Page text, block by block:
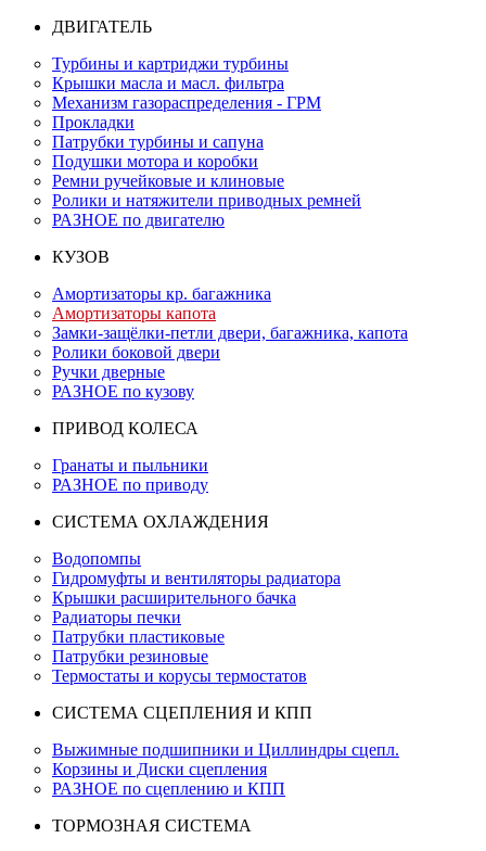
ДВИГАТЕЛЬ
Турбины и картриджи турбины
Крышки масла и масл. фильтра
Механизм газораспределения - ГРМ
Прокладки
Патрубки турбины и сапуна
Подушки мотора и коробки
Ремни ручейковые и клиновые
Ролики и натяжители приводных ремней
РАЗНОЕ по двигателю
КУЗОВ
Амортизаторы кр. багажника
Амортизаторы капота
Замки-защёлки-петли двери, багажника, капота
Ролики боковой двери
Ручки дверные
РАЗНОЕ по кузову
ПРИВОД КОЛЕСА
Гранаты и пыльники
РАЗНОЕ по приводу
СИСТЕМА ОХЛАЖДЕНИЯ
Водопомпы
Гидромуфты и вентиляторы радиатора
Крышки расширительного бачка
Радиаторы печки
Патрубки пластиковые
Патрубки резиновые
Термостаты и корусы термостатов
СИСТЕМА СЦЕПЛЕНИЯ И КПП
Выжимные подшипники и Циллиндры сцепл.
Корзины и Диски сцепления
РАЗНОЕ по сцеплению и КПП
ТОРМОЗНАЯ СИСТЕМА